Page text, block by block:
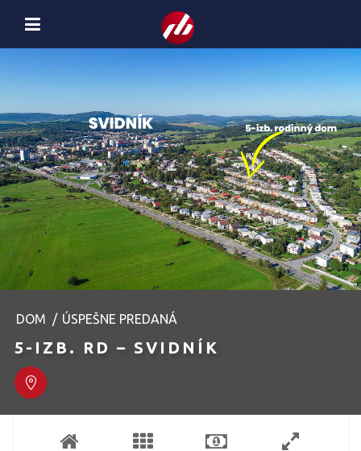
DOM / ÚSPEŠNE PREDANÁ
5-IZB. RD – SVIDNÍK